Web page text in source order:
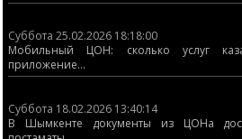
Суббота 25.02.2026 18:18:00
Мобильный ЦОН: сколько услуг
приложение...
Суббота 18.02.2026 13:40:14
В Шымкенте документы из ЦОНа